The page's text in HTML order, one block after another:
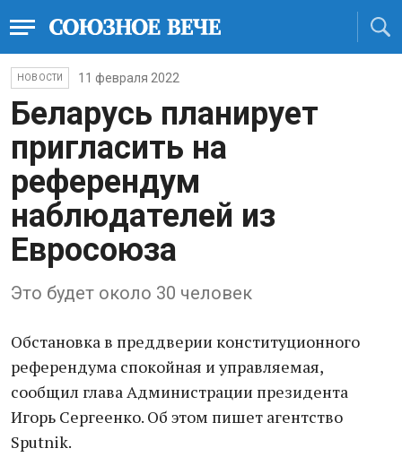
НОВОСТИ 11 февраля 2022
Беларусь планирует
пригласить на
референдум
наблюдателей из
Евросоюза
Это будет около 30 человек
Обстановка в преддверии конституционного
референдума спокойная и управляемая,
сообщил глава Администрации президента
Игорь Сергеенко. Об этом пишет агентство
Sputnik.